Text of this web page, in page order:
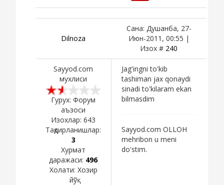
Dilnoza
Сана: Душанба, 27-
Июн-2011, 00:55 |
Изох # 240
Sayyod.com
мухлиси
Гурух: Форум
аъзоси
Изохлар: 643
Тақдирланишлар:
3
Хурмат
даражаси: 496
Холати: Хозир
йўқ
Jag'ingni to'kib
tashiman jax qonaydi
sinadi to'kilaram ekan
bilmasdim
Sayyod.com OLLOH
mehribon u meni
do'stim.